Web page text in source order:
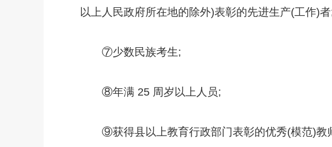
以上人民政府所在地的除外)表彰的先进生产(工作)
⑦少数民族考生;
⑧年满 25 周岁以上人员;
⑨获得县以上教育行政部门表彰的优秀(模范)教